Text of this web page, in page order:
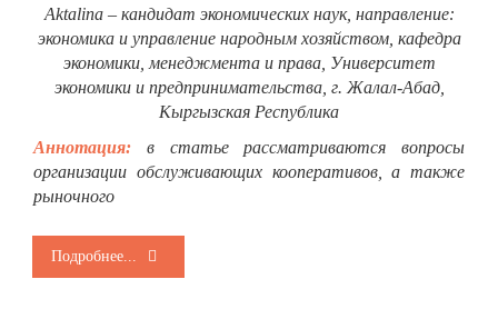
Aktalina – кандидат экономических наук, направление:
экономика и управление народным хозяйством, кафедра
экономики, менеджмента и права, Университет
экономики и предпринимательства, г. Жалал-Абад,
Кыргызская Республика
Аннотация: в статье рассматриваются вопросы
организации обслуживающих кооперативов, а также
рыночного
Подробнее...